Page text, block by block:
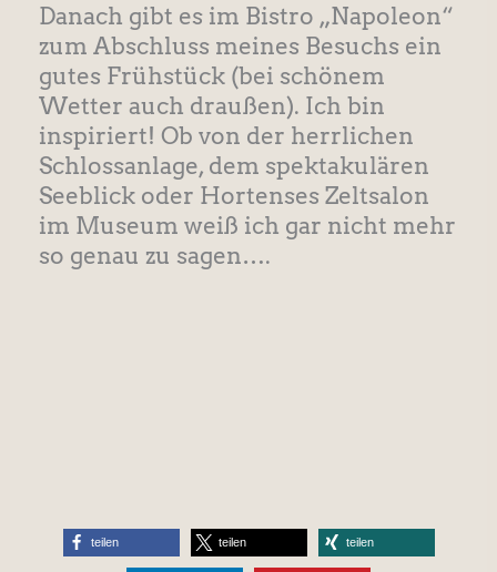
Danach gibt es im Bistro „Napoleon“
zum Abschluss meines Besuchs ein
gutes Frühstück (bei schönem
Wetter auch draußen). Ich bin
inspiriert! Ob von der herrlichen
Schlossanlage, dem spektakulären
Seeblick oder Hortenses Zeltsalon
im Museum weiß ich gar nicht mehr
so genau zu sagen….
teilen teilen teilen